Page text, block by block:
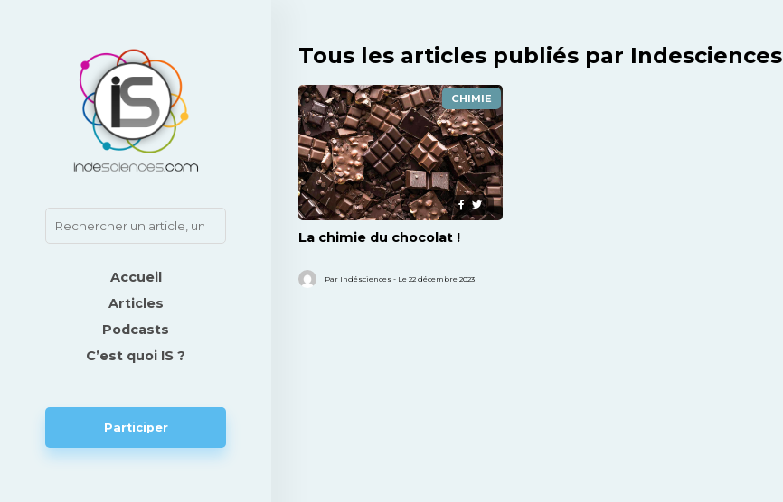
Accueil
Articles
Podcasts
C’est quoi IS ?
Participer
Tous les articles publiés par Indesciences
CHIMIE
La chimie du chocolat !
Par Indésciences - Le 22 décembre 2023